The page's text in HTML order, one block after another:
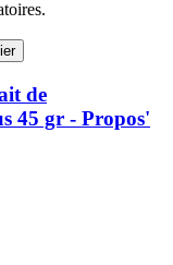
de
45 gr - Propos'